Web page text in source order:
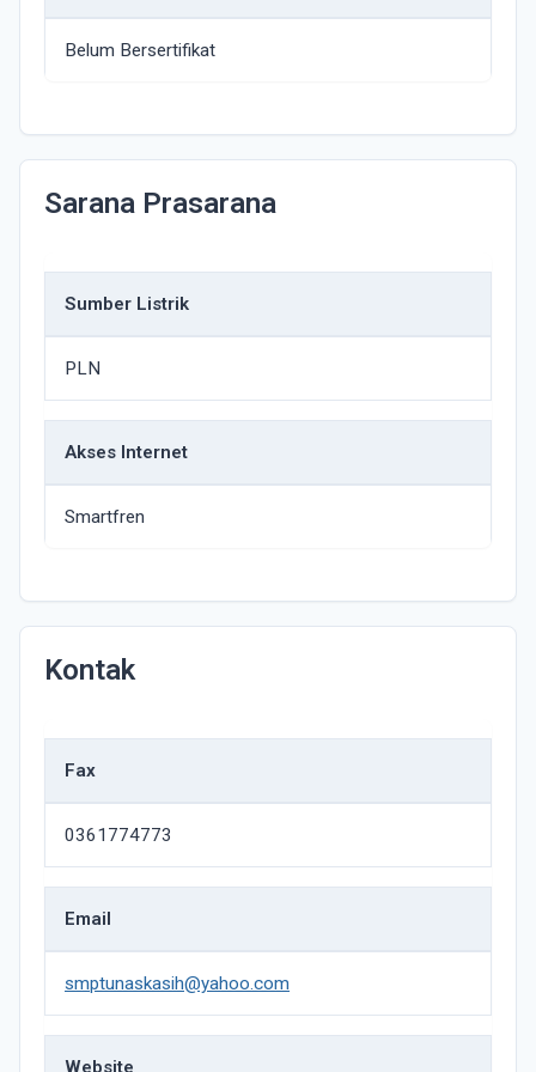
Belum Bersertifikat
Sarana Prasarana
Sumber Listrik
PLN
Akses Internet
Smartfren
Kontak
Fax
0361774773
Email
smptunaskasih@yahoo.com
Website